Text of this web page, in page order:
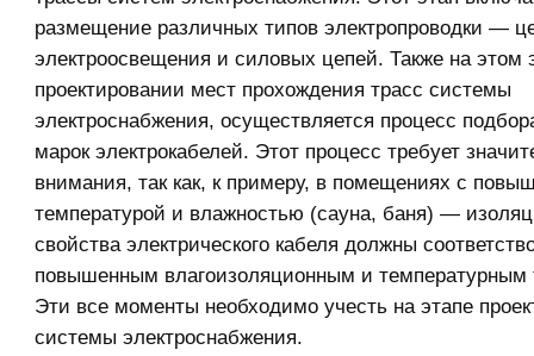
размещение различных типов электропроводки —
электроосвещения и силовых цепей. Также на этом
проектировании мест прохождения трасс системы
электроснабжения, осуществляется процесс
марок электрокабелей. Этот процесс требует
внимания, так как, к примеру, в помещениях с
температурой и влажностью (сауна, баня) —
свойства электрического кабеля должны
повышенным влагоизоляционным и температурным
Эти все моменты необходимо учесть на этапе
системы электроснабжения.